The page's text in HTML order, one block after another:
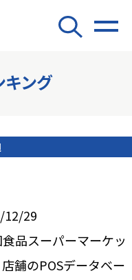
ング
12/29
品スーパーマーケッ
舗のPOSデータベー